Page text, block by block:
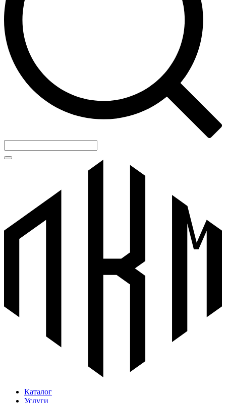
Каталог
Услуги